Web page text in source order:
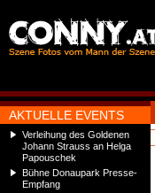
AKTUELLE EVENTS
Verleihung des Goldenen
Johann Strauss an Helga
Papouschek
Bühne Donaupark Presse-
Empfang